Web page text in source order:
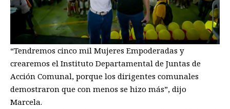
“Tendremos cinco mil Mujeres Empoderadas y
crearemos el Instituto Departamental de Juntas de
Acción Comunal, porque los dirigentes comunales
demostraron que con menos se hizo más”, dijo
Marcela.